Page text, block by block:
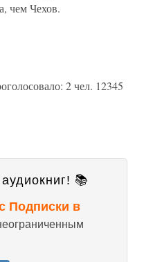
чем Чехов.
2 чел. 12345
📚
Подписки в